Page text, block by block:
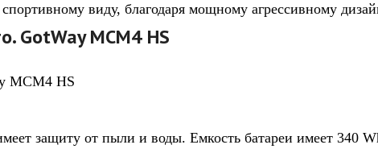
виду, благодаря мощному агрессивному
GotWay MCM4 HS
защиту от пыли и воды. Емкость батареи имеет 340